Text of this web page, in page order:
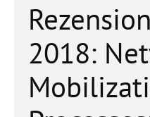
2018: